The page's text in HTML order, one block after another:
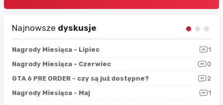
Najnowsze dyskusje
Nagrody Miesiąca - Lipiec
1
Nagrody Miesiąca - Czerwiec
0
GTA 6 PRE ORDER - czy są już dostępne?
2
Nagrody Miesiąca - Maj
1